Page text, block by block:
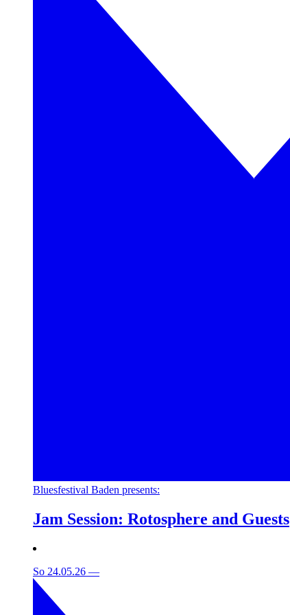
Bluesfestival Baden presents:
Jam Session: Rotosphere and Guests
So 24.05.26 —